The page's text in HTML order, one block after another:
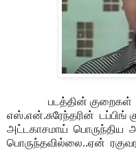
படத்தின் குறைகள்
எஸ்.என்.சுரேந்தரின் டப்பிங்
அட்டகாசமாய் பொருந்திய
பொருந்தவில்லை..ஏன்